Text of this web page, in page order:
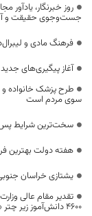
روز خبرنگار،
جست‌وجوی حقیقت و
فرهنگ مادی و
آغاز پیگیری‌های
طرح پزشک خانواده
سوی مردم است
سخت‌ترین شرایط پس
هفته دولت بهترین
یشتازی خراسان
تقدیر مقام عالی
۴۶۰۰ دانش‌آموز زیر چتر «طرح حامی»